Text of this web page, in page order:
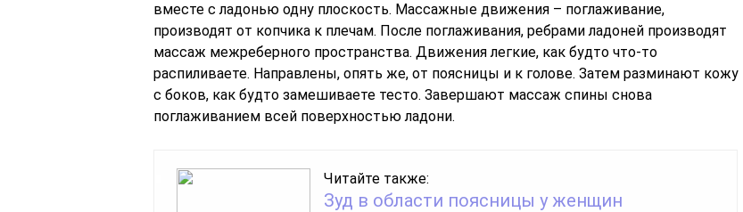
вместе с ладонью одну плоскость. Массажные движения – поглаживание,
производят от копчика к плечам. После поглаживания, ребрами ладоней производят
массаж межреберного пространства. Движения легкие, как будто что-то
распиливаете. Направлены, опять же, от поясницы и к голове. Затем разминают кожу
с боков, как будто замешиваете тесто. Завершают массаж спины снова
поглаживанием всей поверхностью ладони.
Читайте также:
Зуд в области поясницы у женщин